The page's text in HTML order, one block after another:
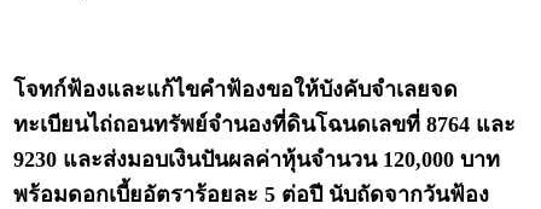
โจทก์ฟ้องและแก้ไขคำฟ้องขอให้บังคับจำเลยจด
ทะเบียนไถ่ถอนทรัพย์จำนองที่ดินโฉนดเลขที่ 8764 และ
9230 และส่งมอบเงินปันผลค่าหุ้นจำนวน 120,000 บาท
พร้อมดอกเบี้ยอัตราร้อยละ 5 ต่อปี นับถัดจากวันฟ้อง